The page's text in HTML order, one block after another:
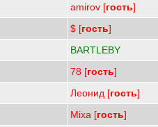
amirov [гость]
$ [гость]
BARTLEBY
78 [гость]
Леонид [гость]
Mixa [гость]